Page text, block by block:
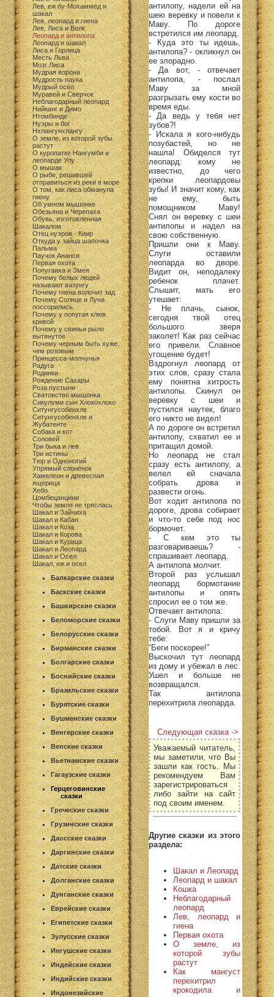
Лев, еж бу-Мохаммед и
шакал
Лев, леопард и гиена
Лев, Лиса и Волк
Леопард и антилопа
Леопард и шакал
Лиса и Горлица
Месть Льва
Мозг Лиса
Мудрая ворона
Мудрость паука
Мудрый осел
Муравей и Сверчок
Неблагодарный леопард
Нийканг и Димо
Нтомбинде
Нуэры и бог
Нхлангунхлангу
О земле, из которой зубы
растут
О куропатке Нангумби и
леопарде Улу
О мышах
О рыбе, решившей
отправиться из реки в море
О том, как лиса обманула
гиену
Об умном мышонке
Обезьяна и Черепаха
Обувь, изготовленная
Шакалом
Отец нуэров - Киир
Откуда у зайца шапочка
Пальма
Паучок Ананси
Первая охота
Попугаиха и Змея
Почему белых людей
называют вазунгу
Почему гиена волочит зад
Почему Солнце и Луна
поссорились
Почему у попугая клюв
кривой
Почему у свиньи рыло
вытянутое
Почему черным быть хуже,
чем розовым
Принцесса-молчунья
Радуга
Родинки
Рождение Сахары
Роза пустыни
Сватовство мышонка
Сикулуми сын Хлокохлоко
Ситунгусобенхле
Ситунгусобенхле и
Жубатенте
Собака и кот
Соловей
Три быка и лев
Три истины
Тюр и Одноногий
Упрямый слонёнок
Хамелеон и древесная
ящерица
Хебо
Цомбецанцини
Чтобы земля не тряслась
Шакал и Зайчиха
Шакал и Кабан
Шакал и Коза
Шакал и Корова
Шакал и Курица
Шакал и Леопард
Шакал и Осел
Шакал, еж и осел
Балкарские сказки
Баскские сказки
Башкирские сказки
Беломорские сказки
Белорусские сказки
Бирманские сказки
Болгарские сказки
Боснийские сказки
Бразильские сказки
Бурятские сказки
Бушменские сказки
Венгерские сказки
Вепские сказки
Вьетнамские сказки
Гагаузские сказки
Герцеговинские
сказки
Греческие сказки
Грузинские сказки
Даосские сказки
Даргинские сказки
Датские сказки
Долганские сказки
Дунганские сказки
Еврейские сказки
Египетские сказки
Зулусские сказки
Ингушские сказки
Индейские сказки
Индийские сказки
Индонезийские
антилопу, надели ей на
шею веревку и повели к
Маву. По дороге
встретился им леопард.
- Куда это ты идешь,
антилопа? - окликнул он
ее злорадно.
- Да вот, - отвечает
антилопа, - послал
Маву за мной
разгрызать ему кости во
время еды.
- Да ведь у тебя нет
зубов?!
- Искала я кого-нибудь
позубастей, но не
нашла! Обиделся тут
леопард: кому не
известно, до чего
крепки леопардовы
зубы! И значит кому, как
не ему, быть
помощником Маву!
Снял он веревку с шеи
антилопы и надел на
свою собственную.
Пришли они к Маву.
Слуги оставили
леопарда во дворе.
Видит он, неподалеку
ребенок плачет.
Слышит, мать его
утешает:
- Не плачь, сынок,
сегодня твой отец
большого зверя
заколет! Как раз сейчас
его привели. Славное
угощение будет!
Вздрогнул леопард от
этих слов, сразу стала
ему понятна хитрость
антилопы. Скинул он
веревку с шеи и
пустился наутек, благо
его никто не видел!
А по дороге он встретил
антилопу, схватил ее и
притащил домой.
Но леопард не стал
сразу есть антилопу, а
велел ей сначала
собрать дрова и
развести огонь.
Вот ходит антилопа по
дороге, дрова собирает
и что-то себе под нос
бормочет.
- С кем это ты
разговариваешь? -
спрашивает леопард.
А антилопа молчит.
Второй раз услышал
леопард бормотание
антилопы и опять
спросил ее о том же.
Отвечает антилопа:
- Слуги Маву пришли за
тобой. Вот я и кричу
тебе:
“Беги поскорее!”
Выскочил тут леопард
из дому и убежал в лес.
Ушел и больше не
возвращался.
Так антилопа
перехитрила леопарда.
Следующая сказка ->
Уважаемый читатель,
мы заметили, что Вы
зашли как гость. Мы
рекомендуем Вам
зарегистрироваться
либо зайти на сайт
под своим именем.
Другие сказки из этого
раздела:
Шакал и Леопард
Леопард и шакал
Кошка
Неблагодарный
леопард
Лев, леопард и
гиена
Первая охота
О земле, из
которой зубы
растут
Как мангуст
перехитрил
крокодила и